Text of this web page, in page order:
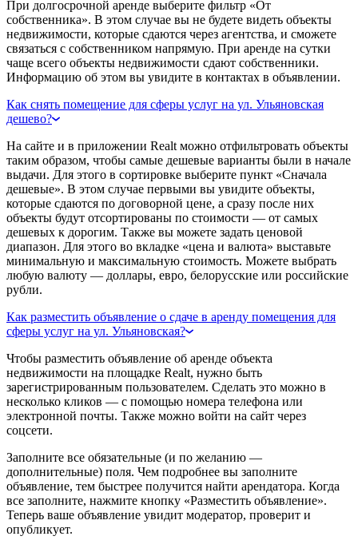
При долгосрочной аренде выберите фильтр «От
собственника». В этом случае вы не будете видеть объекты
недвижимости, которые сдаются через агентства, и сможете
связаться с собственником напрямую. При аренде на сутки
чаще всего объекты недвижимости сдают собственники.
Информацию об этом вы увидите в контактах в объявлении.
Как снять помещение для сферы услуг на ул. Ульяновская
дешево?
На сайте и в приложении Realt можно отфильтровать объекты
таким образом, чтобы самые дешевые варианты были в начале
выдачи. Для этого в сортировке выберите пункт «Сначала
дешевые». В этом случае первыми вы увидите объекты,
которые сдаются по договорной цене, а сразу после них
объекты будут отсортированы по стоимости — от самых
дешевых к дорогим. Также вы можете задать ценовой
диапазон. Для этого во вкладке «цена и валюта» выставьте
минимальную и максимальную стоимость. Можете выбрать
любую валюту — доллары, евро, белорусские или российские
рубли.
Как разместить объявление о сдаче в аренду помещения для
сферы услуг на ул. Ульяновская?
Чтобы разместить объявление об аренде объекта
недвижимости на площадке Realt, нужно быть
зарегистрированным пользователем. Сделать это можно в
несколько кликов — с помощью номера телефона или
электронной почты. Также можно войти на сайт через
соцсети.
Заполните все обязательные (и по желанию —
дополнительные) поля. Чем подробнее вы заполните
объявление, тем быстрее получится найти арендатора. Когда
все заполните, нажмите кнопку «Разместить объявление».
Теперь ваше объявление увидит модератор, проверит и
опубликует.